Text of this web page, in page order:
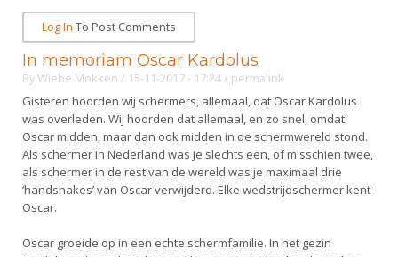
Gebruiksvoorwaarden
Handleiding
Historie
Bestuur
Commissies
Ereleden
Leden van Verdiensten
Vacatures
Bondsbureau
Contact
Ranglijsten
Inschrijven
Reglementen
Materiaal
Schermpaspoort
Rolstoelschermen
Wedstrijdkalender
KNAS Keurmerk
FBT
Talentontwikkeling
Atletencommissie
Internationale Titeltoernooien
Internationale aanmeldingen
Brassardsysteem
Voor coaches en leraren
Nationale opleidingen
Internationale opleidingen
Opleidingen
Log In To Post Comments
In memoriam Oscar Kardolus
ByWiebe Mokken / 15-11-2017 - 17:24/ permalink
Gisteren hoorden wij schermers, allemaal, dat Oscar Kardolus
was overleden. Wij hoorden dat allemaal, en zo snel, omdat
Oscar midden, maar dan ook midden in de schermwereld stond.
Als schermer in Nederland was je slechts een, of misschien twee,
als schermer in de rest van de wereld was je maximaal drie
‘handshakes’ van Oscar verwijderd. Elke wedstrijdschermer kent
Oscar.
Oscar groeide op in een echte schermfamilie. In het gezin